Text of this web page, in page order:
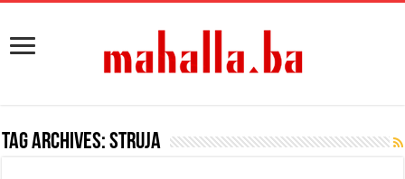
Tag Archives:struja